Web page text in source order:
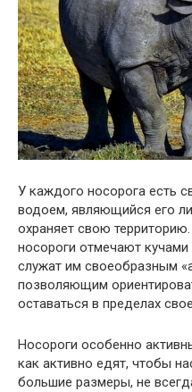
У каждого носорога есть
водоем, являющийся его
охраняет свою
носороги отмечают
служат им своеобразным
позволяющим
оставаться в пределах
Носороги особенно
как активно едят, чтобы
большие размеры, не